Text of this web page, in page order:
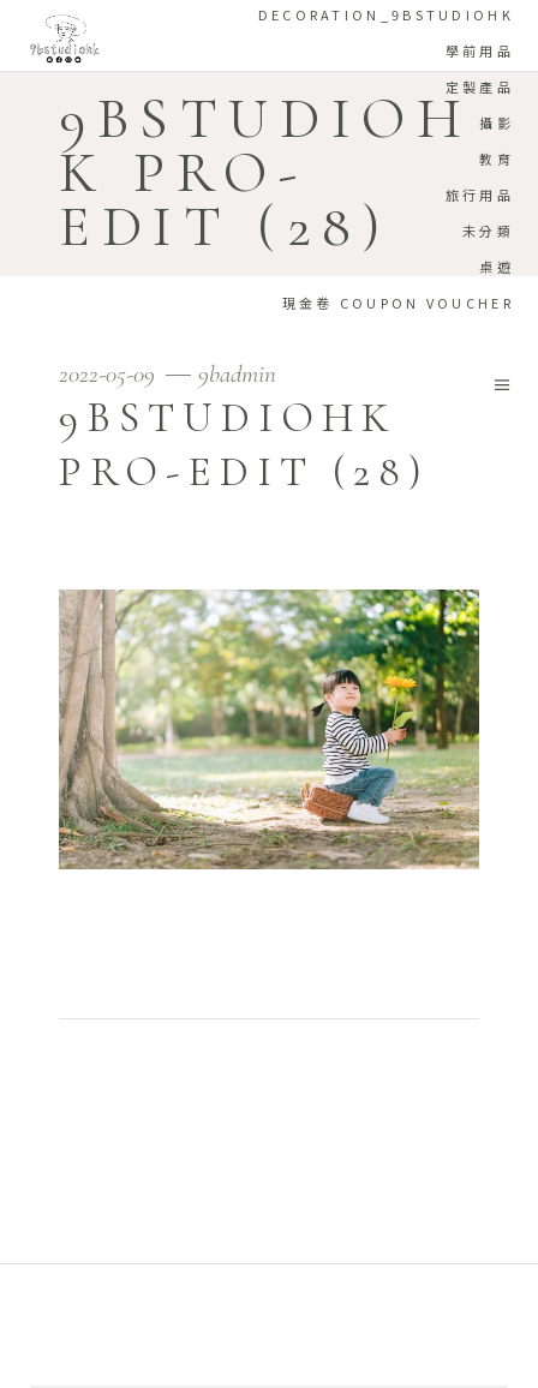
DECORATION_9BSTUDIOHK
學前用品
定製產品
攝影
教育
旅行用品
未分類
桌遊
現金卷 COUPON VOUCHER
9BSTUDIOH
K PRO-
EDIT (28)
2022-05-09 9badmin
9BSTUDIOHK
PRO-EDIT (28)